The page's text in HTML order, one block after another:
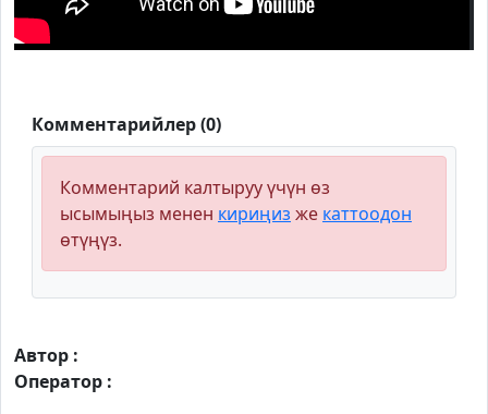
Комментарийлер (0)
Комментарий калтыруу үчүн өз
ысымыңыз менен кириңиз же каттоодон
өтүңүз.
Автор :
Оператор :